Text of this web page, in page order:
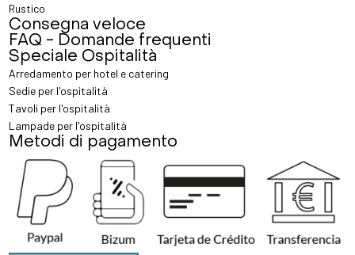
Rustico
Consegna veloce
FAQ - Domande frequenti
Speciale Ospitalità
Arredamento per hotel e catering
Sedie per l'ospitalità
Tavoli per l'ospitalità
Lampade per l'ospitalità
Metodi di pagamento